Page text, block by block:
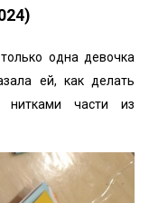
одна девочка
ей, как делать
нитками части из